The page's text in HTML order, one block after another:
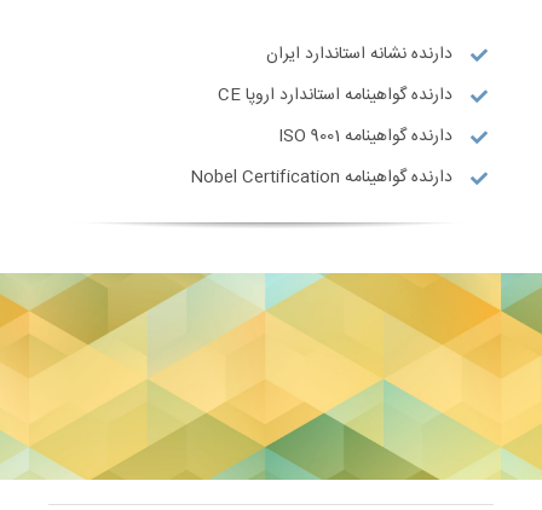
دارنده نشانه استاندارد ایران
دارنده گواهینامه استاندارد اروپا CE
دارنده گواهینامه ISO 9001
دارنده گواهینامه Nobel Certification